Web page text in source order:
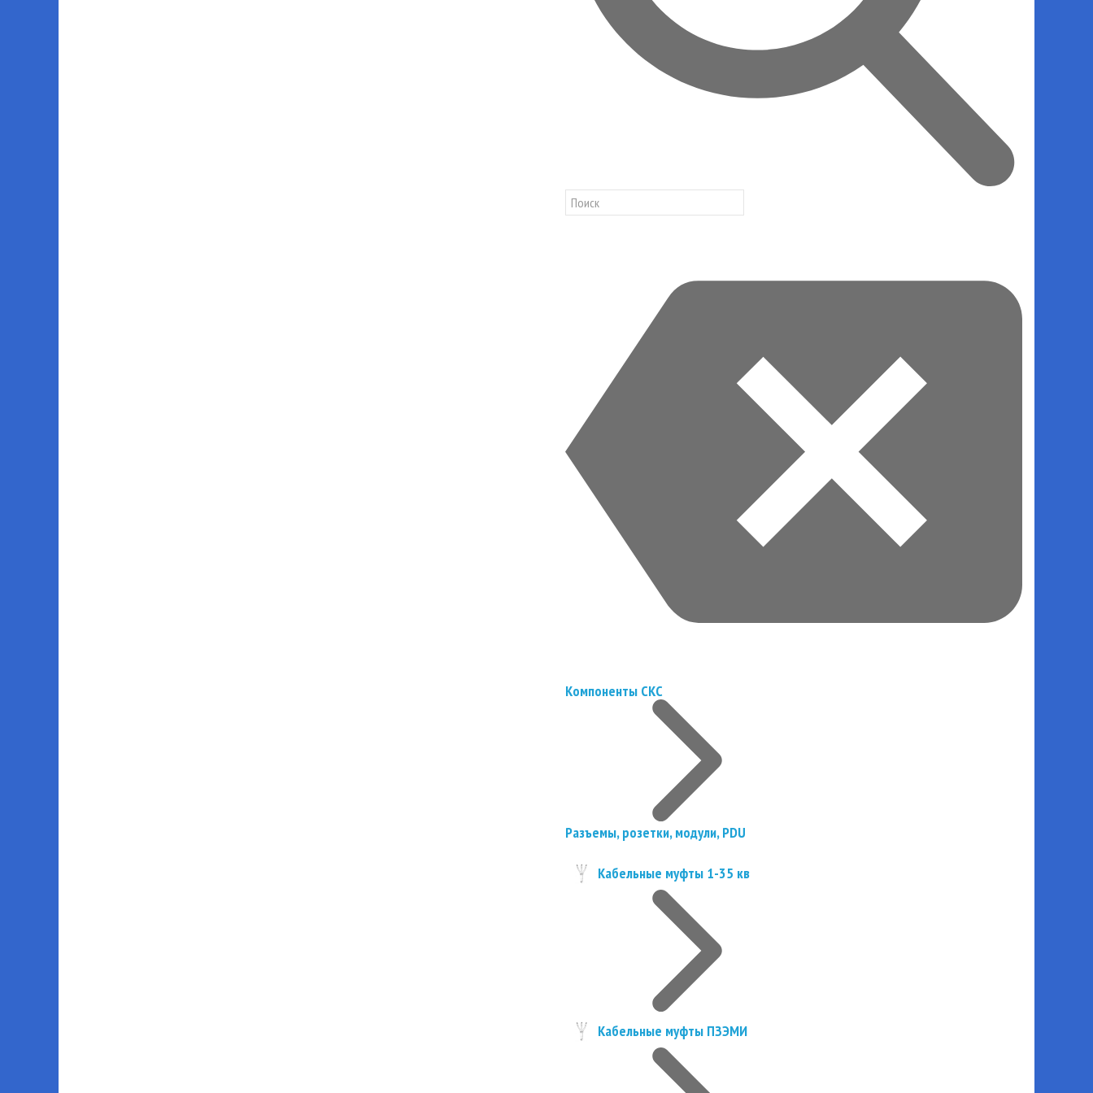
Компоненты СКС
Разъемы, розетки, модули, PDU
Кабельные муфты 1-35 кв
Кабельные муфты ПЗЭМИ